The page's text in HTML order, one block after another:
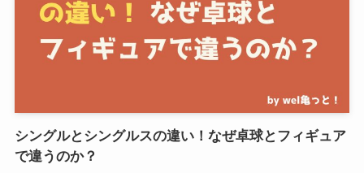
シングルとシングルスの違い！なぜ卓球とフィギュア
で違うのか？